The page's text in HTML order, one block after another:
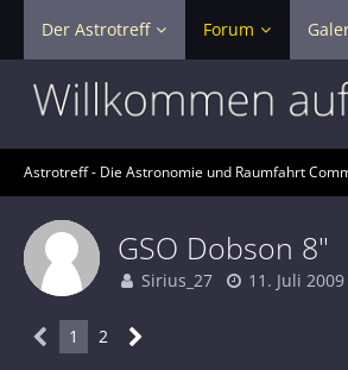
Der Astrotreff Forum
Astrotreff - Die Astronomie und Raumfahrt
GSO Dobson 8"
Sirius_27 11. Juli 2009
1 2